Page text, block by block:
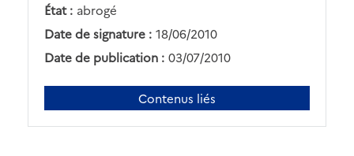
État : abrogé
Date de signature : 18/06/2010
Date de publication : 03/07/2010
Contenus liés